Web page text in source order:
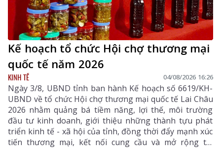
Kế hoạch tổ chức Hội chợ thương mại
quốc tế năm 2026
KINH TẾ 04/08/2026 16:26
Ngày 3/8, UBND tỉnh ban hành Kế hoạch số 6619/KH-
UBND về tổ chức Hội chợ thương mại quốc tế Lai Châu
2026 nhằm quảng bá tiềm năng, lợi thế, môi trường
đầu tư kinh doanh, giới thiệu những thành tựu phát
triển kinh tế - xã hội của tỉnh, đồng thời đẩy mạnh xúc
tiến thương mại, kết nối cung cầu và mở rộng thị